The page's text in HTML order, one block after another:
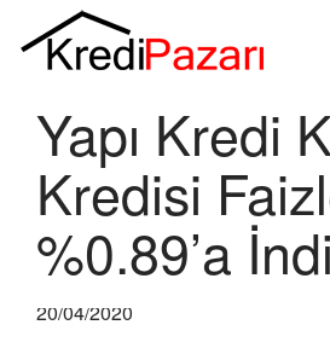
Yapı Kredi
Kredisi
%0.89’a
20/04/2020